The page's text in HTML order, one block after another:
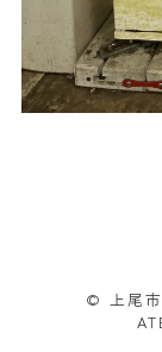
© 上尾市